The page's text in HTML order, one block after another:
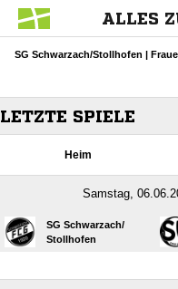
ALLES
SG Schwarzach/Stollhofen |
LETZTE SPIELE
Heim
Samstag,
SG Schwarzach/​
Stollhofen